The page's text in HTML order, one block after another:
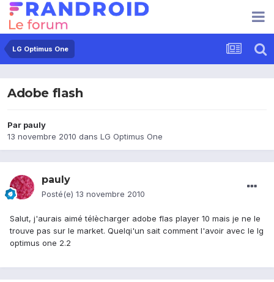
LG Optimus One
Adobe flash
Par pauly
13 novembre 2010 dans LG Optimus One
pauly
Posté(e) 13 novembre 2010
Salut, j'aurais aimé télècharger adobe flas player 10 mais je ne le
trouve pas sur le market. Quelqi'un sait comment l'avoir avec le lg
optimus one 2.2